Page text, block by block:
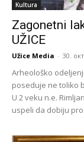
Kultura
Zagonetni
UŽICE
Užice Media - 30.
Arheološko
poseduje ne toliko
U 2 veku n.e.
uspeli da dobiju